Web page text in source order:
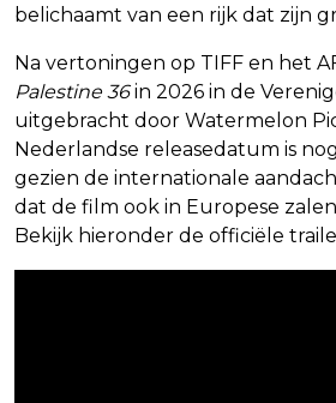
belichaamt van een rijk dat zijn
Na vertoningen op TIFF en het
Palestine 36in 2026 in de
uitgebracht door Watermelon
Nederlandse releasedatum is
gezien de internationale
dat de film ook in Europese
Bekijk hieronder de officiële